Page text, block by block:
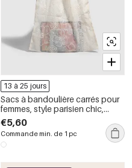
13 à 25 jours
Sacs à bandoulière carrés pour
femmes, style parisien chic,
brodés de fleurs, couleur unie,
en polyester ajouré
€5,60
Commande min. de 1 pc